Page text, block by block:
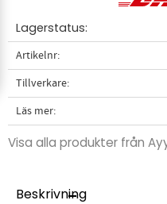
Lagerstatus
Artikelnr
Tillverkare
Läs mer
Visa alla produkter från
Beskrivning